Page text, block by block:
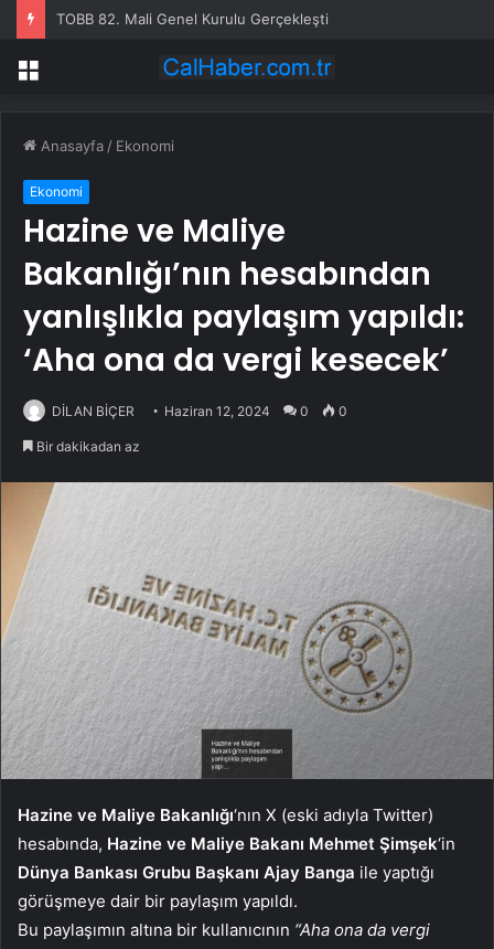
TOBB 82. Mali Genel Kurulu Gerçekleşti
Menü
Anasayfa / Ekonomi
Ekonomi
Hazine ve Maliye
Bakanlığı’nın hesabından
yanlışlıkla paylaşım yapıldı:
‘Aha ona da vergi kesecek’
DİLAN BİÇER Haziran 12, 2024 0 0
Bir dakikadan az
Hazine ve Maliye Bakanlığı‘nın X (eski adıyla Twitter)
hesabında, Hazine ve Maliye Bakanı Mehmet Şimşek‘in
Dünya Bankası Grubu Başkanı Ajay Banga ile yaptığı
görüşmeye dair bir paylaşım yapıldı.
Bu paylaşımın altına bir kullanıcının “Aha ona da vergi